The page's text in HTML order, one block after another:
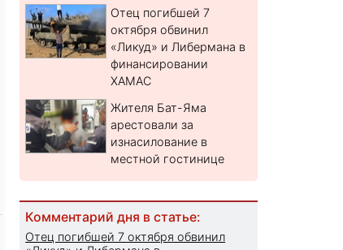
Отец погибшей 7
октября обвинил
«Ликуд» и Либермана в
финансировании
ХАМАС
Жителя Бат-Яма
арестовали за
изнасилование в
местной гостинице
Комментарий дня в статье:
Отец погибшей 7 октября обвинил